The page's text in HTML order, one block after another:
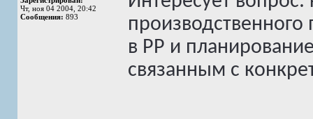
Чт, ноя 04 2004, 20:42
Сообщения: 893
в PP и
связанным с